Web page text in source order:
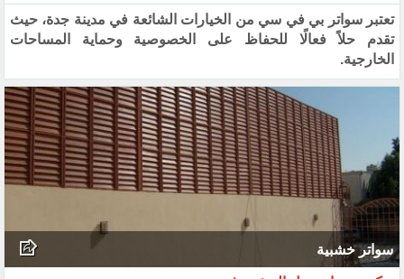
تعتبر سواتر بي في سي من الخيارات الشائعة في مدينة جدة، حيث
تقدم حلاً فعالًا للحفاظ على الخصوصية وحماية المساحات
الخارجية.
سواتر خشبية